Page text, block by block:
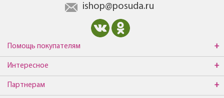
ishop@posuda.ru
Помощь покупателям
Интересное
Партнерам